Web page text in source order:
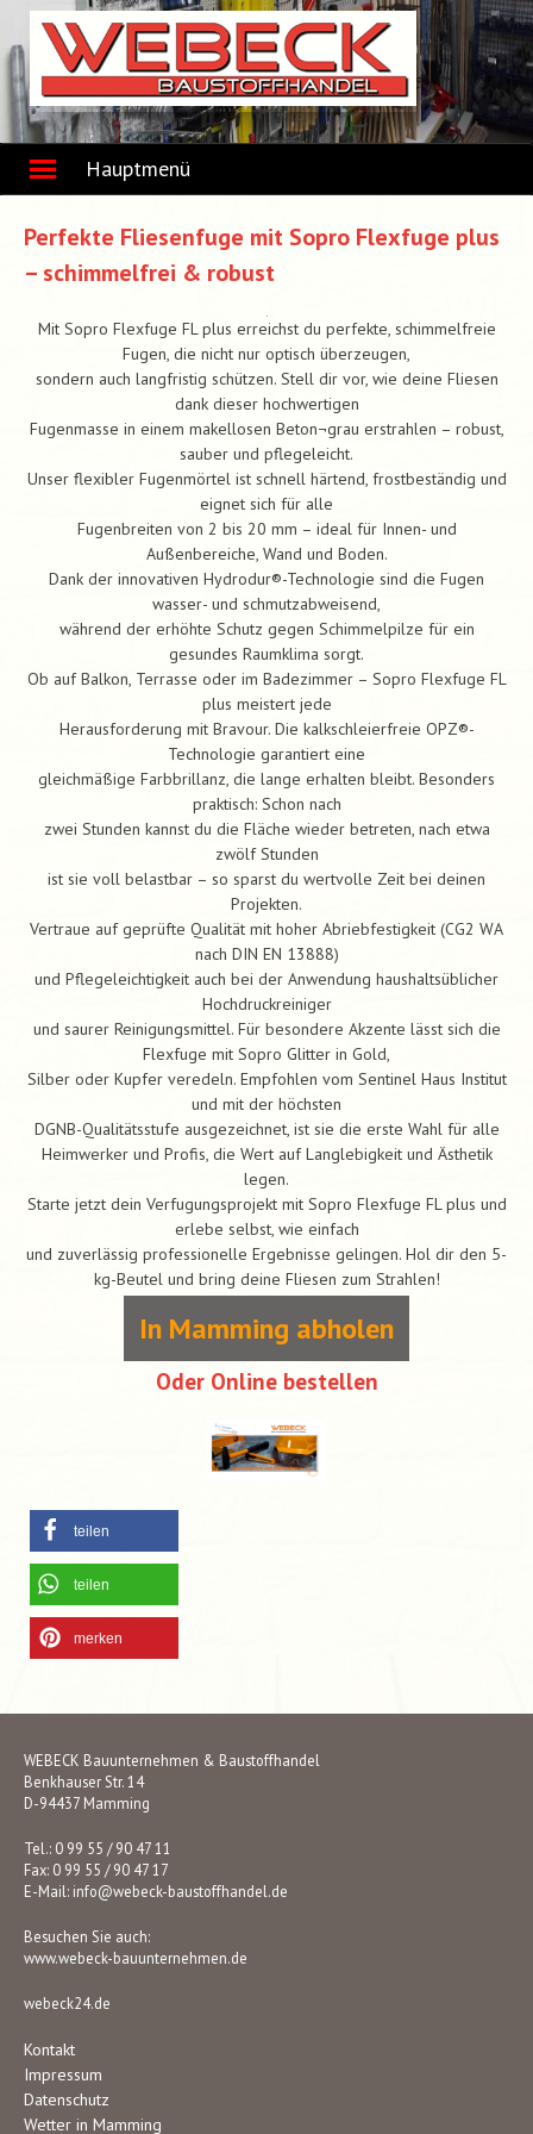
content
Hauptmenü
Perfekte Fliesenfuge mit Sopro Flexfuge plus
– schimmelfrei & robust
Mit Sopro Flexfuge FL plus erreichst du perfekte, schimmelfreie
Fugen, die nicht nur optisch überzeugen,
sondern auch langfristig schützen. Stell dir vor, wie deine Fliesen
dank dieser hochwertigen
Fugenmasse in einem makellosen Beton¬grau erstrahlen – robust,
sauber und pflegeleicht.
Unser flexibler Fugenmörtel ist schnell härtend, frostbeständig und
eignet sich für alle
Fugenbreiten von 2 bis 20 mm – ideal für Innen- und
Außenbereiche, Wand und Boden.
Dank der innovativen Hydrodur®-Technologie sind die Fugen
wasser- und schmutzabweisend,
während der erhöhte Schutz gegen Schimmelpilze für ein
gesundes Raumklima sorgt.
Ob auf Balkon, Terrasse oder im Badezimmer – Sopro Flexfuge FL
plus meistert jede
Herausforderung mit Bravour. Die kalkschleierfreie OPZ®-
Technologie garantiert eine
gleichmäßige Farbbrillanz, die lange erhalten bleibt. Besonders
praktisch: Schon nach
zwei Stunden kannst du die Fläche wieder betreten, nach etwa
zwölf Stunden
ist sie voll belastbar – so sparst du wertvolle Zeit bei deinen
Projekten.
Vertraue auf geprüfte Qualität mit hoher Abriebfestigkeit (CG2 WA
nach DIN EN 13888)
und Pflegeleichtigkeit auch bei der Anwendung haushaltsüblicher
Hochdruckreiniger
und saurer Reinigungsmittel. Für besondere Akzente lässt sich die
Flexfuge mit Sopro Glitter in Gold,
Silber oder Kupfer veredeln. Empfohlen vom Sentinel Haus Institut
und mit der höchsten
DGNB-Qualitätsstufe ausgezeichnet, ist sie die erste Wahl für alle
Heimwerker und Profis, die Wert auf Langlebigkeit und Ästhetik
legen.
Starte jetzt dein Verfugungsprojekt mit Sopro Flexfuge FL plus und
erlebe selbst, wie einfach
und zuverlässig professionelle Ergebnisse gelingen. Hol dir den 5-
kg-Beutel und bring deine Fliesen zum Strahlen!
In Mamming abholen
Oder Online bestellen
teilen
teilen
merken
WEBECK Bauunternehmen & Baustoffhandel
Benkhauser Str. 14
D-94437 Mamming
Tel.: 0 99 55 / 90 47 11
Fax: 0 99 55 / 90 47 17
E-Mail: info@webeck-baustoffhandel.de
Besuchen Sie auch:
www.webeck-bauunternehmen.de
webeck24.de
Kontakt
Impressum
Datenschutz
Wetter in Mamming